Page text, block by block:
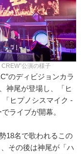
公演の様子
のディビジョンカラ
神尾が登場し、「ヒ
「ヒプノシスマイク -
ライブが開幕。
18名で歌われるこの
その後は神尾が「ハ